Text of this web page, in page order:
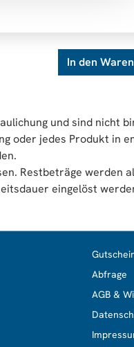
In den
und sind nicht
oder jedes Produkt in
Restbeträge werden
eingelöst
Abfrage
AGB &